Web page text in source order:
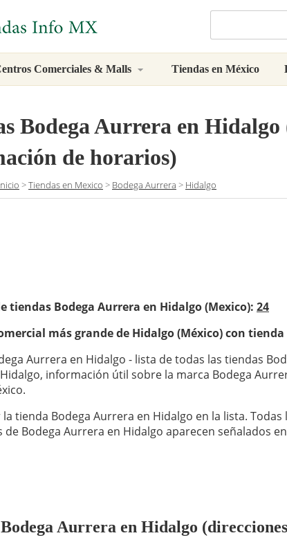
Comerciales & Malls Tiendas en México
Bodega Aurrera en
de horarios)
>Tiendas en Mexico > Bodega Aurrera > Hidalgo
tiendas Bodega Aurrera en Hidalgo (Mexico): 24
más grande de Hidalgo (México) con
Aurrera en Hidalgo - lista de todas las tiendas
información útil sobre la marca Bodega
la tienda Bodega Aurrera en Hidalgo en la lista. Todas
de Bodega Aurrera en Hidalgo aparecen señalados
Aurrera en Hidalgo